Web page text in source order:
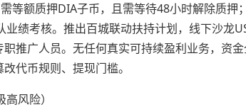
等额质押DIA子币，且需等待48小时解除质押
业绩考核。推出百城联动扶持计划，线下沙龙
推广人员。无任何真实可持续盈利业务，资
代币规则、提现门槛。
风险）